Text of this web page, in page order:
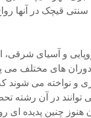
قیچک در آنها
و آسیای
های مختلف می
و نواخته می شوند
توانند در آن رشته
هنوز چنین پدیده ای